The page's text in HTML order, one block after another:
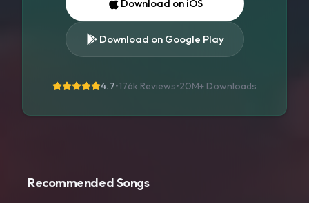
Download on iOS
Download on Google Play
4.7•176k Reviews•20M+ Downloads
Recommended Songs